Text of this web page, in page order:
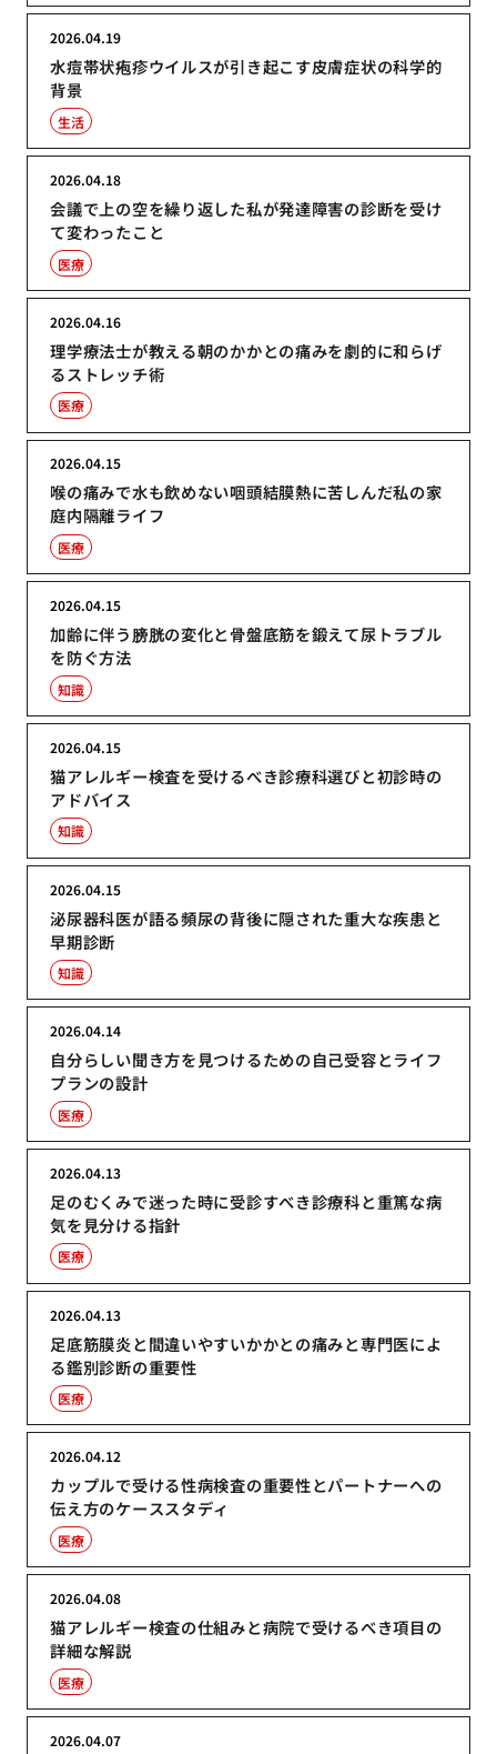
水痘帯状疱疹ウイルスが引き起こす皮膚症状の科学的
背景
2026.04.19
生活
会議で上の空を繰り返した私が発達障害の診断を受け
て変わったこと
2026.04.18
医療
理学療法士が教える朝のかかとの痛みを劇的に和らげ
るストレッチ術
2026.04.16
医療
喉の痛みで水も飲めない咽頭結膜熱に苦しんだ私の家
庭内隔離ライフ
2026.04.15
医療
加齢に伴う膀胱の変化と骨盤底筋を鍛えて尿トラブル
を防ぐ方法
2026.04.15
知識
猫アレルギー検査を受けるべき診療科選びと初診時の
アドバイス
2026.04.15
知識
泌尿器科医が語る頻尿の背後に隠された重大な疾患と
早期診断
2026.04.15
知識
自分らしい聞き方を見つけるための自己受容とライフ
プランの設計
2026.04.14
医療
足のむくみで迷った時に受診すべき診療科と重篤な病
気を見分ける指針
2026.04.13
医療
足底筋膜炎と間違いやすいかかとの痛みと専門医によ
る鑑別診断の重要性
2026.04.13
医療
カップルで受ける性病検査の重要性とパートナーへの
伝え方のケーススタディ
2026.04.12
医療
猫アレルギー検査の仕組みと病院で受けるべき項目の
詳細な解説
2026.04.08
医療
2026.04.07